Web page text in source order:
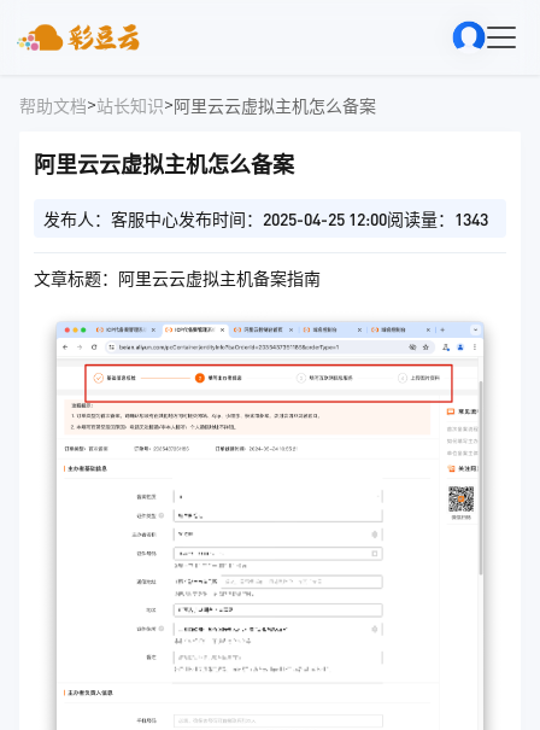
帮助文档>站长知识>阿里云云虚拟主机怎么备案
阿里云云虚拟主机怎么备案
发布人：客服中心发布时间：2025-04-25 12:00阅读量：1343
文章标题：阿里云云虚拟主机备案指南